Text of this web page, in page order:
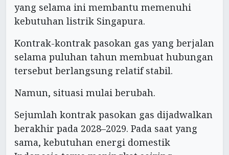
yang selama ini membantu memenuhi
kebutuhan listrik Singapura.
Kontrak-kontrak pasokan gas yang berjalan
selama puluhan tahun membuat hubungan
tersebut berlangsung relatif stabil.
Namun, situasi mulai berubah.
Sejumlah kontrak pasokan gas dijadwalkan
berakhir pada 2028–2029. Pada saat yang
sama, kebutuhan energi domestik